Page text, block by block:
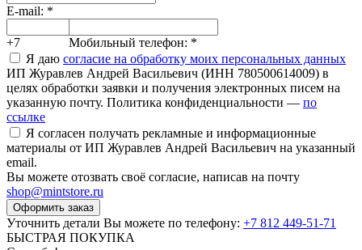
E-mail: *
+7 Мобильный телефон: *
Я даю согласие на обработку моих персональных данных
ИП Журавлев Андрей Васильевич (ИНН 780500614009) в
целях обработки заявки и получения электронных писем на
указанную почту. Политика конфиденциальности — по
ссылке
Я согласен получать рекламные и информационные
материалы от ИП Журавлев Андрей Васильевич на указанный
email.
Вы можете отозвать своё согласие, написав на почту
shop@mintstore.ru
Оформить заказ
Уточнить детали Вы можете по телефону: +7 812 449-51-71
БЫСТРАЯ ПОКУПКА